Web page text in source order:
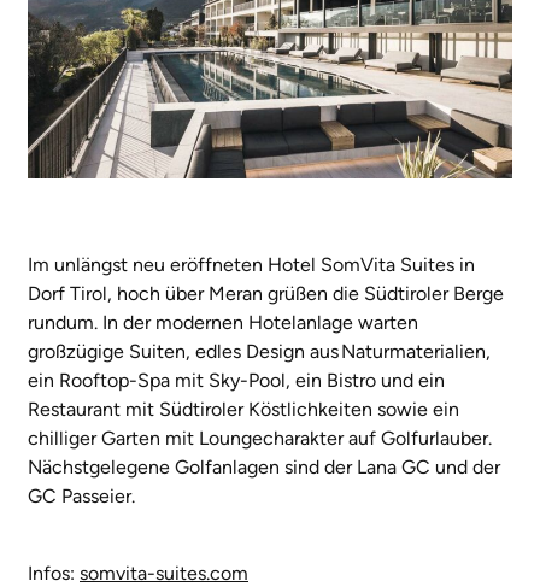
Im unlängst neu eröffneten Hotel SomVita Suites in
Dorf Tirol, hoch über Meran grüßen die Südtiroler Berge
rundum. In der modernen Hotelanlage warten
großzügige Suiten, edles Design aus Naturmaterialien,
ein Rooftop-Spa mit Sky-Pool, ein Bistro und ein
Restaurant mit Südtiroler Köstlichkeiten sowie ein
chilliger Garten mit Loungecharakter auf Golfurlauber.
Nächstgelegene Golfanlagen sind der Lana GC und der
GC Passeier.
Infos: somvita-suites.com